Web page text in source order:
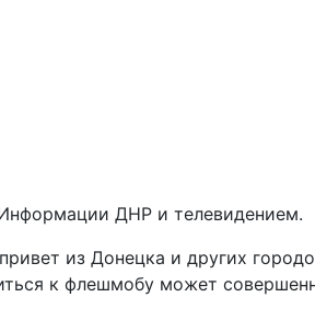
ДНР и телевидением.
из Донецка и других
к флешмобу может